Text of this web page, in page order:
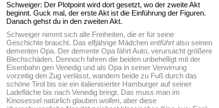
Schweiger: Der Plotpoint wird dort gesetzt, wo der zweite Akt
beginnt. Guck mal, der erste Akt ist die Einführung der Figuren.
Danach gehst du in den zweiten Akt.
Schweiger nimmt sich alle Freiheiten, die er für seine
Geschichte braucht. Das elfjährige Mädchenentführtalso seinen
dementen Opa. Der demente Opa fährt Auto, verursacht größere
Blechschäden. Dennoch fahren die beiden unbehelligt mit der
Eisenbahn gen Venedig und als Opa in seiner Verwirrung
vorzeitig den Zug verlässt, wandern beide zu Fuß durch das
schöne Tirol bis sie ein italienisierter Hamburger auf seiner
Ladefläche bis nach Venedig bringt. Das muss man im
Kinosessel natürlich glaubenwollen, aber diese